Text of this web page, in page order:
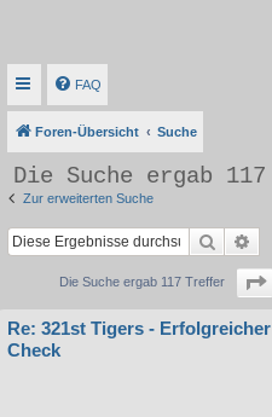
FAQ
Foren-Übersicht Suche
Die Suche ergab
Zur erweiterten Suche
Suche
Die Suche ergab 117 Treffer
Re: 321st Tigers -
Check